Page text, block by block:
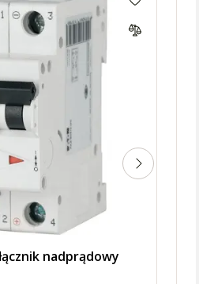
nadprądowy